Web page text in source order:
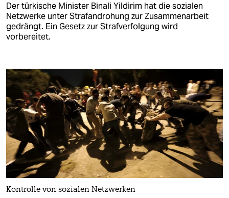
Der türkische Minister Binali Yildirim hat die sozialen
Netzwerke unter Strafandrohung zur Zusammenarbeit
gedrängt. Ein Gesetz zur Strafverfolgung wird
vorbereitet.
Kontrolle von sozialen Netzwerken